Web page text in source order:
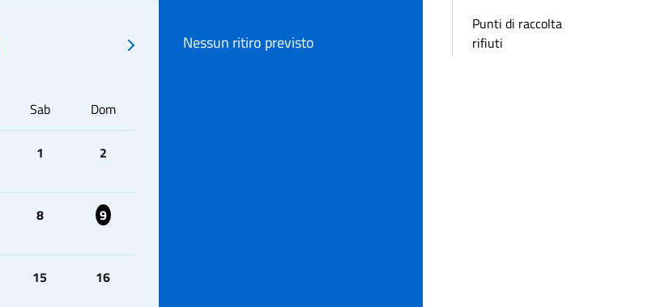
Sab Dom
1 2
8 9
15 16
Nessun ritiro previsto
Punti di raccolta
rifiuti